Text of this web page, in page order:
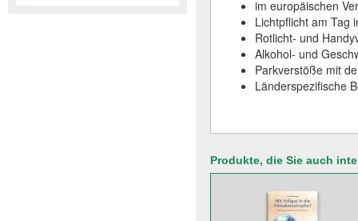
im europäischen
Lichtpflicht am Tag
Rotlicht- und
Alkohol- und
Parkverstöße mit
Länderspezifische
Produkte, die Sie auch